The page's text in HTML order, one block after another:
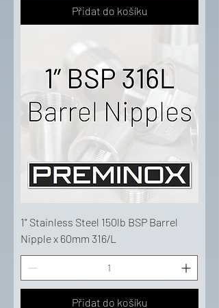
Přidat do košíku
1" Stainless Steel 150lb BSP Barrel
Nipple x 60mm 316/L
Přidat do košíku